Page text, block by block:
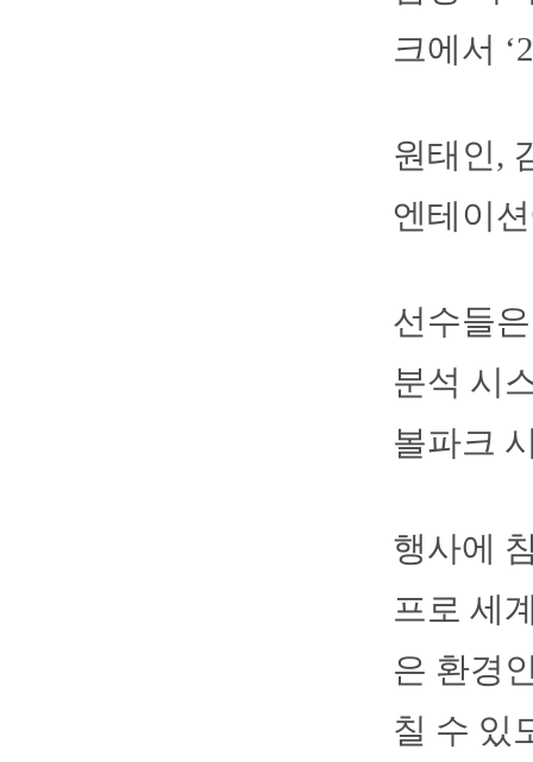
크에서
원태인,
엔테이
선수들
분석 시
볼파크
행사에
프로 세
은 환경
칠 수 있